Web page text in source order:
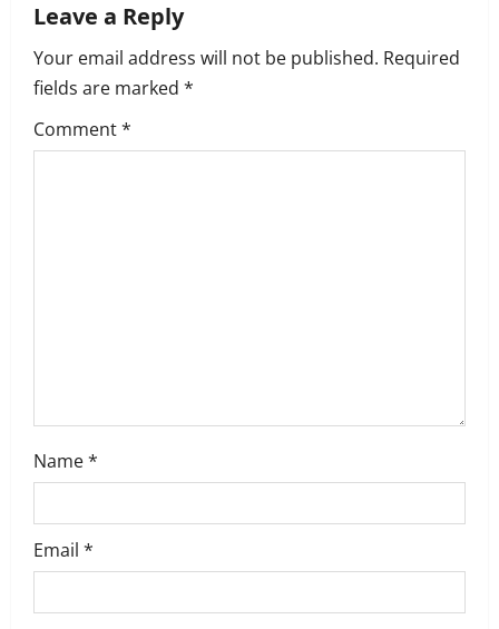
i
g
a
Leave a Reply
Your email address will not be published. Required
fields are marked *
Comment*
Name*
Email *